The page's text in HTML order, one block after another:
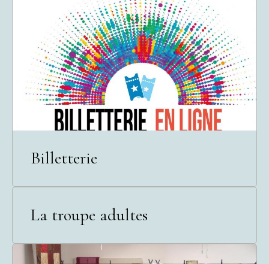
Billetterie
La troupe adultes